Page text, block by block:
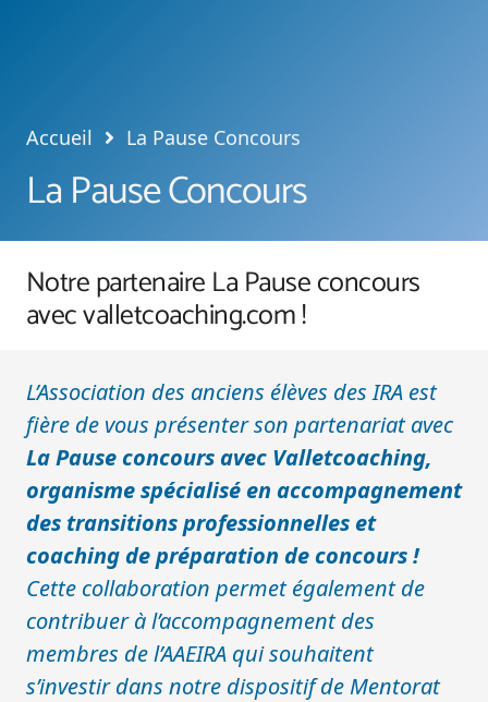
Accueil La Pause Concours
La Pause Concours
Notre partenaire La Pause concours
avec valletcoaching.com !
L’Association des anciens élèves des IRA est
fière de vous présenter son partenariat avec
La Pause concours avec Valletcoaching,
organisme spécialisé en accompagnement
des transitions professionnelles et
coaching de préparation de concours !
Cette collaboration permet également de
contribuer à l’accompagnement des
membres de l’AAEIRA qui souhaitent
s’investir dans notre dispositif de Mentorat